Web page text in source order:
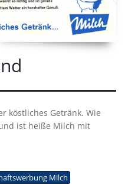
köstliches Getränk. Wie
ist heiße Milch mit
Milch